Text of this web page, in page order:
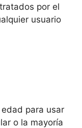
por el
usuario
para usar
o la mayoría